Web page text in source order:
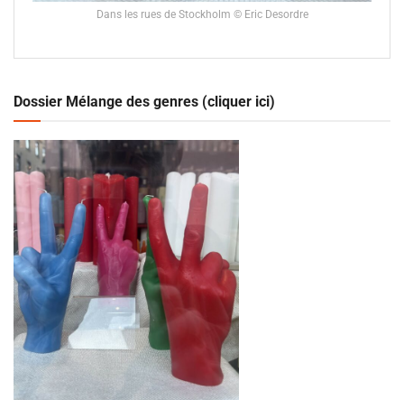
Dans les rues de Stockholm © Eric Desordre
Dossier Mélange des genres (cliquer ici)